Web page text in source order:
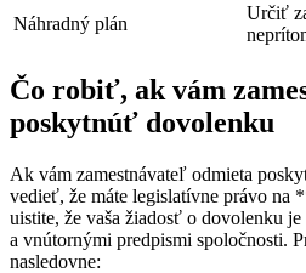
Náhradný plán
Určiť
Čo robiť, ak vám
poskytnúť dovolenku
Ak vám zamestnávateľ odmieta
vedieť, že máte legislatívne právo
uistite, že vaša žiadosť o dovolenku
a vnútornými predpismi spoločnosti.
nasledovne: